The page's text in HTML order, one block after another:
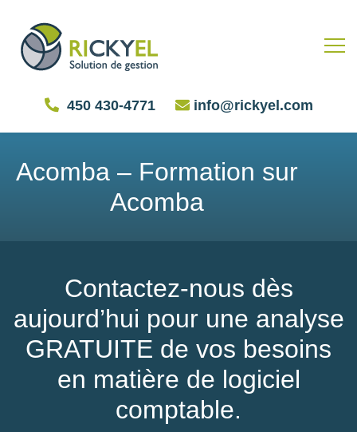
450 430-4771 info@rickyel.com
Acomba – Formation sur
Acomba
Contactez-nous dès
aujourd’hui pour une analyse
GRATUITE de vos besoins
en matière de logiciel
comptable.